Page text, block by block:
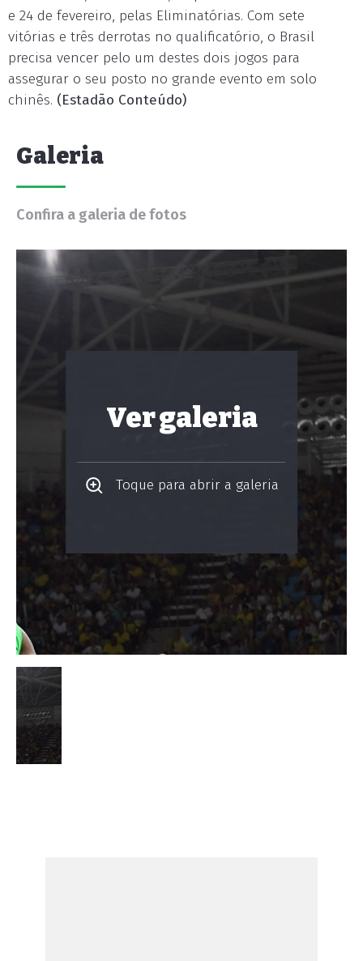
e 24 de fevereiro, pelas Eliminatórias. Com sete
vitórias e três derrotas no qualificatório, o Brasil
precisa vencer pelo um destes dois jogos para
assegurar o seu posto no grande evento em solo
chinês. (Estadão Conteúdo)
Galeria
Confira a galeria de fotos
Ver galeria
Toque para abrir a galeria